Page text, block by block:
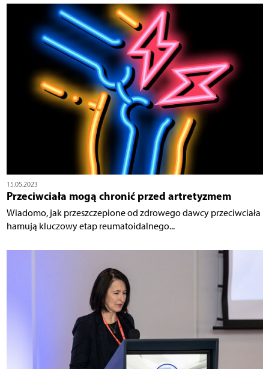
15.05.2023
Przeciwciała mogą chronić przed artretyzmem
Wiadomo, jak przeszczepione od zdrowego dawcy przeciwciała
hamują kluczowy etap reumatoidalnego...